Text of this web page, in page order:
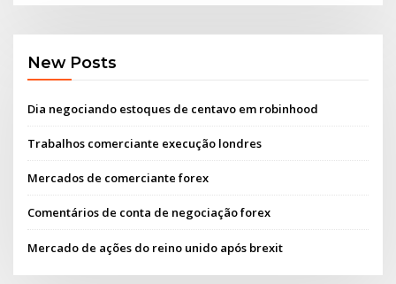
New Posts
Dia negociando estoques de centavo em robinhood
Trabalhos comerciante execução londres
Mercados de comerciante forex
Comentários de conta de negociação forex
Mercado de ações do reino unido após brexit